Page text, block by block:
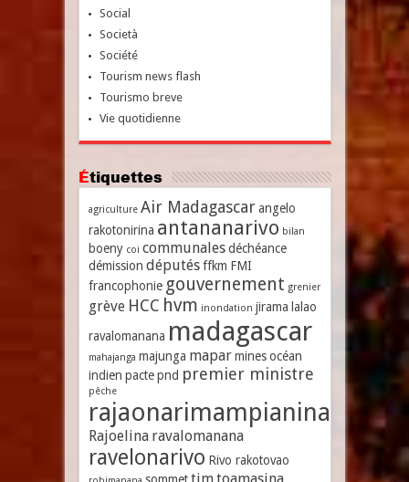
Social
Società
Société
Tourism news flash
Tourismo breve
Vie quotidienne
Étiquettes
agriculture Air Madagascar angelo
rakotonirina antananarivo bilan
boeny coi communales déchéance
démission députés ffkm FMI
francophonie gouvernement grenier
grève HCC hvm inondation jirama lalao
ravalomanana madagascar
mahajanga majunga mapar mines océan
indien pacte pnd premier ministre
pêche
rajaonarimampianina
Rajoelina ravalomanana
ravelonarivo Rivo rakotovao